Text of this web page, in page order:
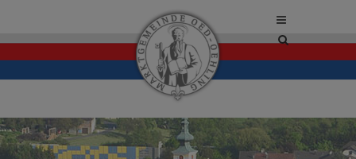
Site